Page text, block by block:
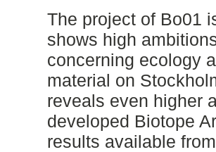
The project of Bo01
shows high
concerning ecology
material on
reveals even higher
developed Biotope
results available